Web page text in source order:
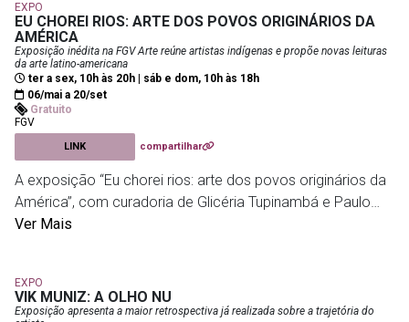
pelo escritório Diller Scofidio + Renfro, responsável por
obras icônicas como o High Line, em Nova York.
Para visitar, é necessário garantir ingresso gratuito pela
plataforma Sympla: as entradas são liberadas sempre às
terças-feiras, a partir das 12h, para as sessões do fim de
semana. Na semana de estreia, a retirada também
correr pra garantir.
Retire seu ingresso no liink acima
Museu de Imagem e Som
EXPO
EU CHOREI RIOS: ARTE DOS POVOS ORIGINÁRIOS DA
AMÉRICA
Exposição inédita na FGV Arte reúne artistas indígenas e propõe novas leituras
da arte latino-americana
ter a sex, 10h às 20h | sáb e dom, 10h às 18h
06/mai a 20/set
Gratuito
FGV
LINK compartilhar
A exposição “Eu chorei rios: arte dos povos originários da
América”, com curadoria de Glicéria Tupinambá e Paulo
Herkenhoff, reúne um amplo conjunto de produções de
esculturas, objetos, mantos, instalações e artefatos
históricos que conectam imagem, matéria e narrativa,
Ver Mais
EXPO
VIK MUNIZ: A OLHO NU
Exposição apresenta a maior retrospectiva já realizada sobre a trajetória do